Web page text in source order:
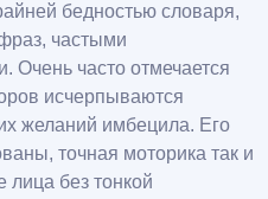
бедностью словаря,
частыми
Очень часто отмечается
исчерпываются
желаний имбецила. Его
точная моторика так и
без тонкой